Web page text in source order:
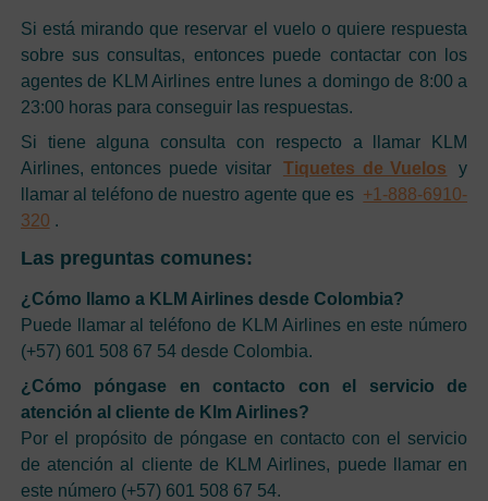
Si está mirando que reservar el vuelo o quiere respuesta
sobre sus consultas, entonces puede contactar con los
agentes de KLM Airlines entre lunes a domingo de 8:00 a
23:00 horas para conseguir las respuestas.
Si tiene alguna consulta con respecto a llamar KLM
Airlines, entonces puede visitar
Tiquetes de Vuelos
y
llamar al teléfono de nuestro agente que es +1-888-6910-
320 .
Las preguntas comunes:
¿Cómo llamo a KLM Airlines desde Colombia?
Puede llamar al teléfono de KLM Airlines en este número
(+57) 601 508 67 54 desde Colombia.
¿Cómo póngase en contacto con el servicio de
atención al cliente de Klm Airlines?
Por el propósito de póngase en contacto con el servicio
de atención al cliente de KLM Airlines, puede llamar en
este número (+57) 601 508 67 54.